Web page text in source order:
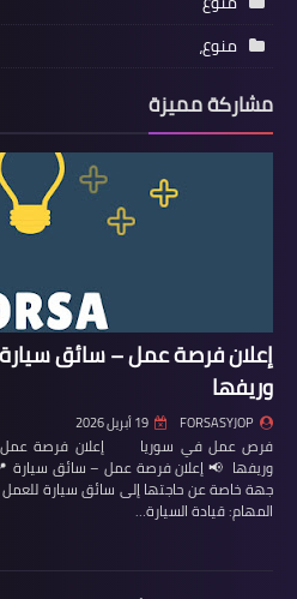
منوع،
مشاركة مميزة
إعلان فرصة عمل – سائق
وريفها
FORSASYJOP 19 أبريل 2026
فرص عمل في سوريا إعلان فرصة عمل
وريفها 📢 إعلان فرصة عمل – سائق سيارة
جهة خاصة عن حاجتها إلى سائق سيارة
المهام: قيادة السيارة…